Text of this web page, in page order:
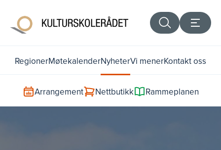
RegionerMøtekalenderNyheterVi menerKontakt oss
Arrangement Nettbutikk Rammeplanen